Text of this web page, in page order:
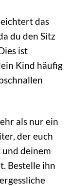
das
du den Sitz
ist
Kind häufig
als nur ein
der euch
deinem
Bestelle ihn